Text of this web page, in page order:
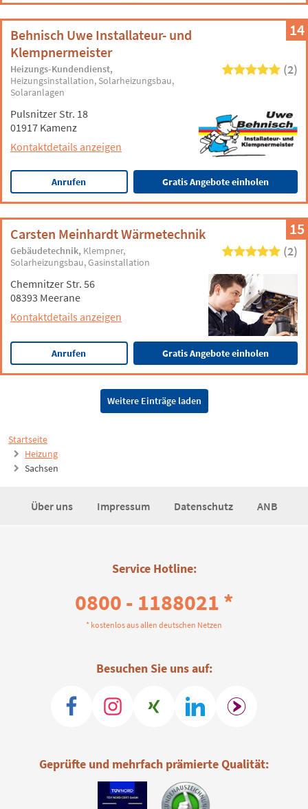
Startseite
Heizung
Sachsen
14
Behnisch Uwe Installateur- und
Klempnermeister
Heizungs-Kundendienst
Heizungsinstallation Solarheizungsbau
Solaranlagen
(2)
Pulsnitzer Str. 18
01917 Kamenz
Kontaktdetails anzeigen
Anrufen Gratis Angebote einholen
15
Carsten Meinhardt Wärmetechnik
Gebäudetechnik Klempner
Solarheizungsbau Gasinstallation
(2)
Chemnitzer Str. 56
08393 Meerane
Kontaktdetails anzeigen
Anrufen Gratis Angebote einholen
Weitere Einträge laden
Über uns Impressum Datenschutz ANB
Service Hotline:
0800 - 1188021 *
* kostenlos aus allen deutschen Netzen
Besuchen Sie uns auf:
Geprüfte und mehrfach prämierte Qualität: